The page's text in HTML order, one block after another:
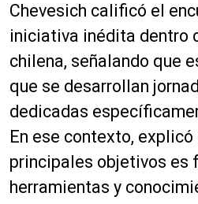
Chevesich calificó el
iniciativa inédita dentro
chilena, señalando que
que se desarrollan
dedicadas
En ese contexto, explicó
principales objetivos es
herramientas y